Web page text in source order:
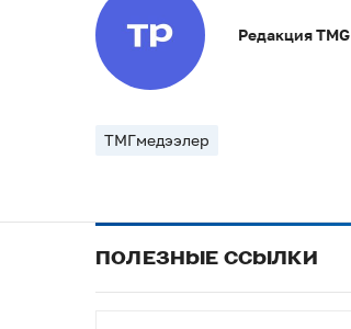
Редакция TMG
ТМГмедээлер
ПОЛЕЗНЫЕ ССЫЛКИ